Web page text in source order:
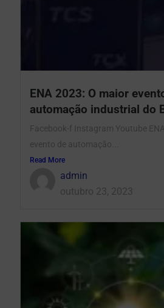
ENA 2023: O maior
automação industrial do
Facebook-f Instagram Youtube
evento de automação...
Read More
admin
outubro 23, 2023